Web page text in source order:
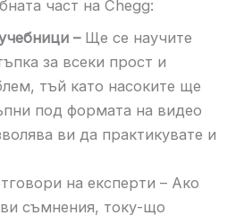
част на Chegg:
– Ще се научите
за всеки прост и
тъй като насоките ще
под формата на видео
ви да практикувате и
на експерти – Ако
съмнения, току-що